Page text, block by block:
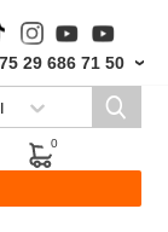
29 686 71 50 ›
0